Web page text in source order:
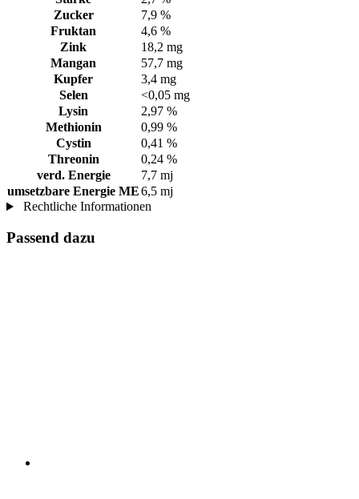
Zucker
7,9 %
Fruktan
4,6 %
Zink
18,2 mg
Mangan
57,7 mg
Kupfer
3,4 mg
Selen
<0,05 mg
Lysin
2,97 %
Methionin
0,99 %
Cystin
0,41 %
Threonin
0,24 %
verd. Energie
7,7 mj
umsetzbare Energie ME6,5 mj
Rechtliche Informationen
Passend dazu